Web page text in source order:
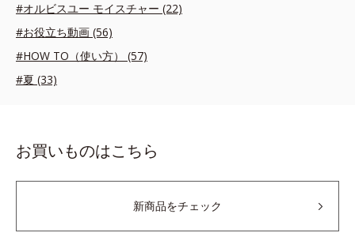
#オルビスユー モイスチャー (22)
#お役立ち動画 (56)
#HOW TO（使い方） (57)
#夏 (33)
お買いものはこちら
新商品をチェック